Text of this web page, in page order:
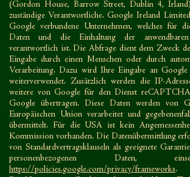
(Gordon House, Barrow Street, Dublin 4,
zuständige Verantwortliche. Google Ireland
Google verbundene Unternehmen, welches für
Daten und die Einhaltung der anwendbaren
verantwortlich ist. Die Abfrage dient dem Zweck
Eingabe durch einen Menschen oder durch
Verarbeitung. Dazu wird Ihre Eingabe an
weiterverwendet. Zusätzlich werden die IP-
weitere von Google für den Dienst
Google übertragen. Diese Daten werden von
Europäischen Union verarbeitet und
übermittelt. Für die USA ist kein
Kommission vorhanden. Die Datenübermittlung
von Standardvertragsklauseln als geeignete
personenbezogenen Daten,
https://policies.google.com/privacy/frameworks.